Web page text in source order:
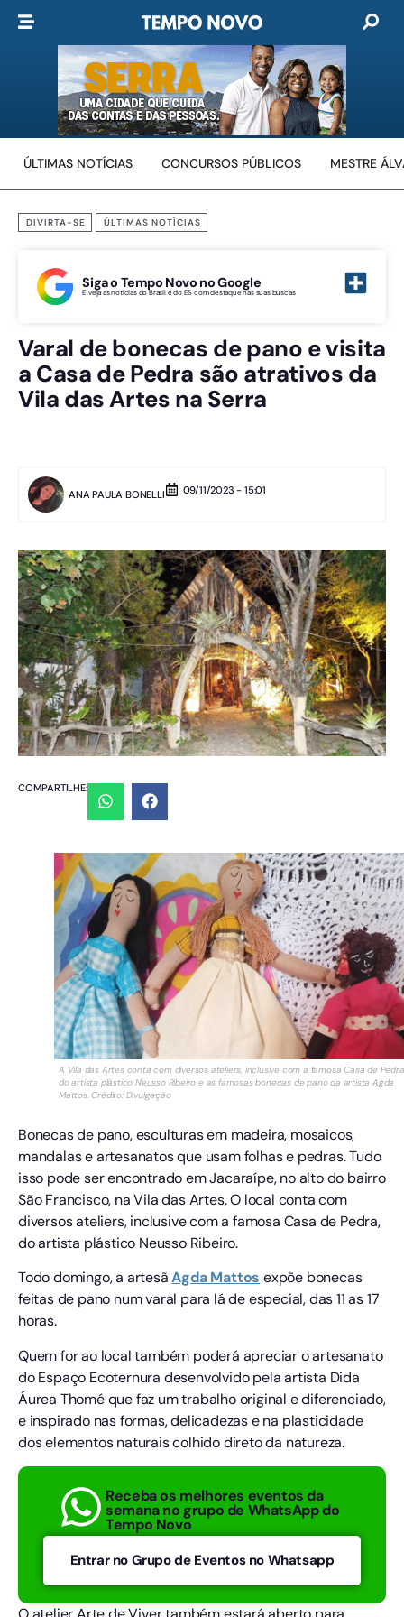
ÚLTIMAS NOTÍCIAS CONCURSOS PÚBLICOS MESTRE
DIVIRTA-SE ÚLTIMAS NOTÍCIAS
Siga o Tempo Novo no Google
E veja as notícias do Brasil e do ES com destaque nas suas buscas
Varal de bonecas de pano e visita
a Casa de Pedra são atrativos da
Vila das Artes na Serra
ANA PAULA BONELLI 09/11/2023 - 15:01
COMPARTILHE:
A Vila das Artes conta com diversos ateliers, inclusive com a famosa Casa de
do artista plástico Neusso Ribeiro e as famosas bonecas de pano da artista Agda
Mattos. Crédito: Divulgação
Bonecas de pano, esculturas em madeira, mosaicos,
mandalas e artesanatos que usam folhas e pedras. Tudo
isso pode ser encontrado em Jacaraípe, no alto do bairro
São Francisco, na Vila das Artes. O local conta com
diversos ateliers, inclusive com a famosa Casa de Pedra,
do artista plástico Neusso Ribeiro.
Todo domingo, a artesãAgda Mattos expõe bonecas
feitas de pano num varal para lá de especial, das 11 as 17
horas.
Quem for ao local também poderá apreciar o artesanato
do Espaço Ecoternura desenvolvido pela artista Dida
Áurea Thomé que faz um trabalho original e diferenciado,
e inspirado nas formas, delicadezas e na plasticidade
dos elementos naturais colhido direto da natureza.
Receba os melhores eventos da
semana no grupo de WhatsApp do
Tempo Novo
Entrar no Grupo de Eventos no Whatsapp